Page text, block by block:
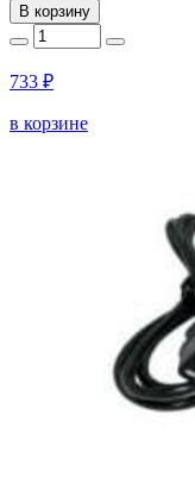
В корзину
733 ₽
в корзине